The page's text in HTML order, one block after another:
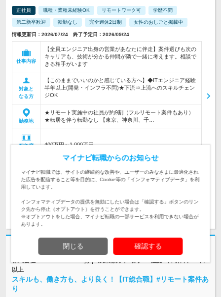
正社員 職種・業種未経験OK リモートワーク可 学歴不問
第二新卒歓迎 転勤なし 完全週休2日制 女性のおしごと掲載中
情報更新日：2026/07/24 終了予定日：2026/09/24
仕事内容
【全員エンジニア出身の営業があなたに伴走】案件選びも次の
キャリアも、技術が分かる仲間が隣で一緒に考えます。相談で
きる相手がいます
対象と
なる方
【このままでいいのかと感じている方へ】◆ITエンジニア経験
半年以上(開発・インフラ不問)★下流⇒上流へのスキルチェン
ジOK
勤務地
★リモート実施中の社員が約9割（フルリモート案件もあり）
★転居を伴う転勤なし 【東京、神奈川、千…
初年度
400万円～1,000万円
給与
【経験者／前職給与以上を保証】 月給35万円～85万円＋諸手
当 【未経験者】 月給24万円以上＋諸手当 ※…
求人詳細を見る
志望動機・自己PR不要
以上
スキルも、働き方も、より良く！【IT総合職】#リモート案件あ
り
マイナビ転職からのお知らせ
マイナビ転職では、サイトの継続的な改善や、ユーザーのみなさまに最適化され
た広告を配信すること等を目的に、Cookie等の「インフォマティブデータ」を利
用しています。
インフォマティブデータの提供を無効にしたい場合は「確認する」ボタンのリン
ク先から停止（オプトアウト）を行うことができます。
※オプトアウトをした場合、マイナビ転職の一部サービスを利用できない場合が
あります。
閉じる 確認する